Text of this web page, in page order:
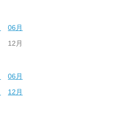
06月
12月
06月
12月